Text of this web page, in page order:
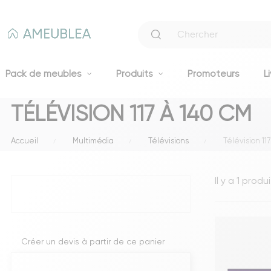
Pack de meubles Produits
Canapés
Canapés fixes 2 et 3 places
Canapés convertibles
Literie
Promoteurs
TÉLÉVISION 117 À 140 CM
Accueil Multimédia Télévisions Télévision
Créer un devis à partir de ce panier
Il y a 1